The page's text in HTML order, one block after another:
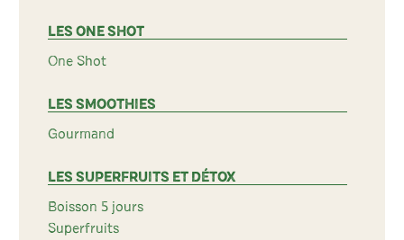
LES ONE SHOT
One Shot
LES SMOOTHIES
Gourmand
LES SUPERFRUITS ET DÉTOX
Boisson 5 jours
Superfruits